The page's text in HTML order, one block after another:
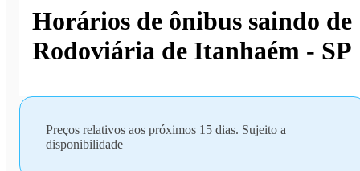
Horários de ônibus saindo de
Rodoviária de Itanhaém - SP
Preços relativos aos próximos 15 dias. Sujeito a
disponibilidade